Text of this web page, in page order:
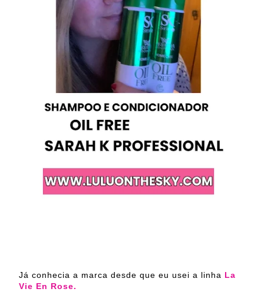
Já conhecia a marca desde que eu usei a linha La
Vie En Rose.